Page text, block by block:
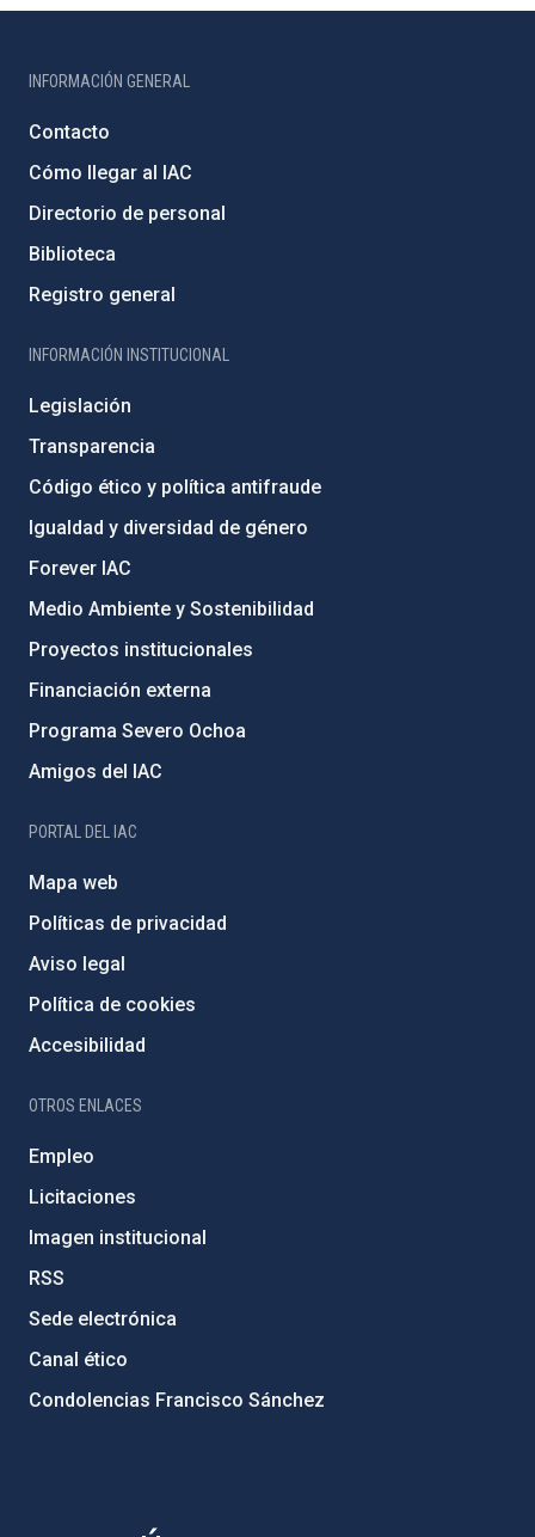
INFORMACIÓN GENERAL
Contacto
Cómo llegar al IAC
Directorio de personal
Biblioteca
Registro general
INFORMACIÓN INSTITUCIONAL
Legislación
Transparencia
Código ético y política antifraude
Igualdad y diversidad de género
Forever IAC
Medio Ambiente y Sostenibilidad
Proyectos institucionales
Financiación externa
Programa Severo Ochoa
Amigos del IAC
PORTAL DEL IAC
Mapa web
Políticas de privacidad
Aviso legal
Política de cookies
Accesibilidad
OTROS ENLACES
Empleo
Licitaciones
Imagen institucional
RSS
Sede electrónica
Canal ético
Condolencias Francisco Sánchez